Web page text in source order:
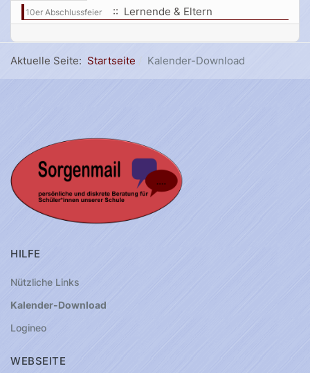
10er Abschlussfeier
:: Lernende & Eltern
Aktuelle Seite: Startseite Kalender-Download
HILFE
Nützliche Links
Kalender-Download
Logineo
WEBSEITE